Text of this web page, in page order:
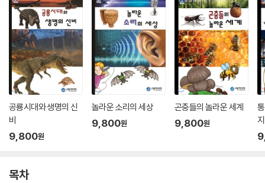
공룡시대와 생명의 신
비
9,800원
놀라운 소리의 세상
9,800원
곤충들의 놀라운 세계
9,800원
지
목차